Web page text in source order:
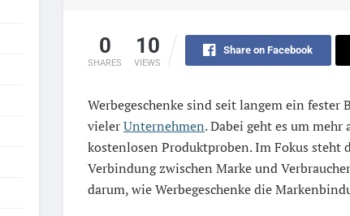
0
SHARES
10
VIEWS
Share on Facebook
Werbegeschenke sind seit langem ein
vielerUnternehmen. Dabei geht es um
kostenlosen Produktproben. Im Fokus steht
Verbindung zwischen Marke und
darum, wie Werbegeschenke die